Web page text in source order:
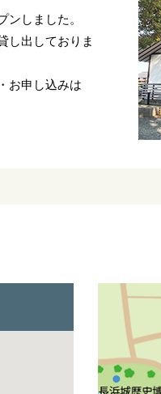
ンしました。
し出しておりま
お申し込みは